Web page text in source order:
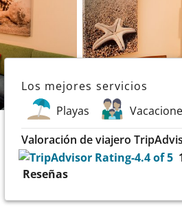
Los mejores servicios
Playas
Valoración de viajero
Reseñas